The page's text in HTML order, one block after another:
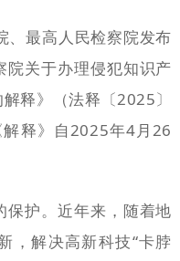
最高人民检察院发布
院关于办理侵犯知识产
释》（法释〔2025〕
释》自2025年4月26
保护。近年来，随着地
，解决高新科技“卡脖